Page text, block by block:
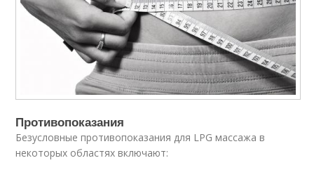
Противопоказания
Безусловные противопоказания для LPG массажа в
некоторых областях включают: